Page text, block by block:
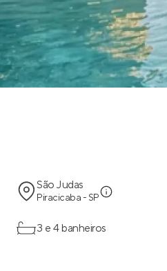
São Judas
Piracicaba - SP
3 e 4 banheiros